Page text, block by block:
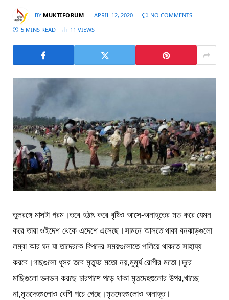
BY MUKTIFORUM APRIL 12, 2020
NO COMMENTS
5 MINS READ
11 VIEWS
তুলরঙ্গে মাসটা গরম।তবে হঠাৎ করে বৃষ্টিও আসে-অনাহূতের মত করে যেমন
করে তারা ওইদেশ থেকে এদেশে এসেছে।সামনে আসতে থাকা বনঝাড়গুলো
লম্বা আর ঘন যা তাদেরকে বিপদের সময়গুলোতে পালিয়ে থাকতে সাহায্য
করবে।গাছগুলো ধূসর তবে মৃত্যুর মতো নয়,মুমূর্ষ রোগীর মতো।দূরে
মাছিগুলো ভনভন করছে চারপাশে পড়ে থাকা মৃতদেহগুলোর উপর,খাচ্ছে
না,মৃতদেহগুলোও বেশি পচে গেছে।মৃতদেহগুলোও অনাহূত।